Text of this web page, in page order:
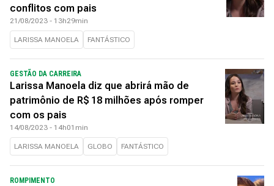
conflitos com pais
21/08/2023 - 13h29min
LARISSA MANOELA FANTÁSTICO
GESTÃO DA CARREIRA
Larissa Manoela diz que abrirá mão de
patrimônio de R$ 18 milhões após romper
com os pais
14/08/2023 - 14h01min
LARISSA MANOELA GLOBO FANTÁSTICO
ROMPIMENTO